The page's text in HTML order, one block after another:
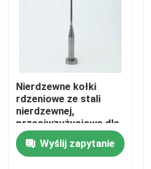
Dom
Produkty
Nierdzewne kołki
rdzeniowe ze stali
nierdzewnej,
przeciwzużyciowe dla
przemysłu
medycznego
Wyślij zapytanie